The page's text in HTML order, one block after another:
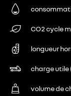
CO2 cycle
longueur
charge utile
volume de